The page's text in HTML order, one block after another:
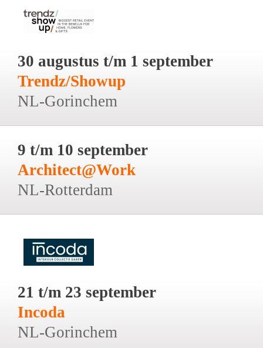
30 augustus t/m 1 september
Trendz/Showup
NL-Gorinchem
9 t/m 10 september
Architect@Work
NL-Rotterdam
21 t/m 23 september
Incoda
NL-Gorinchem